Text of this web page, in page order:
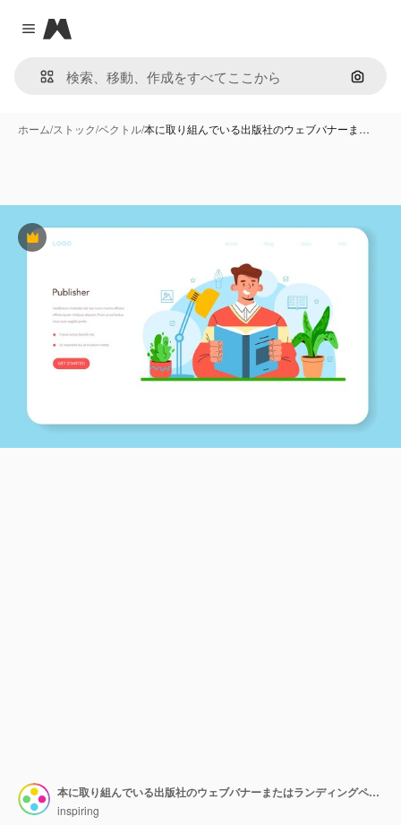
Close menu
Magnific
画像で
ホーム/ストック/ベクトル/本に取り組んでいる出版社のウェブバナーま…
Premium
本に取り組んでいる出版社のウェブバナーまたはランディングページエディタ
inspiring